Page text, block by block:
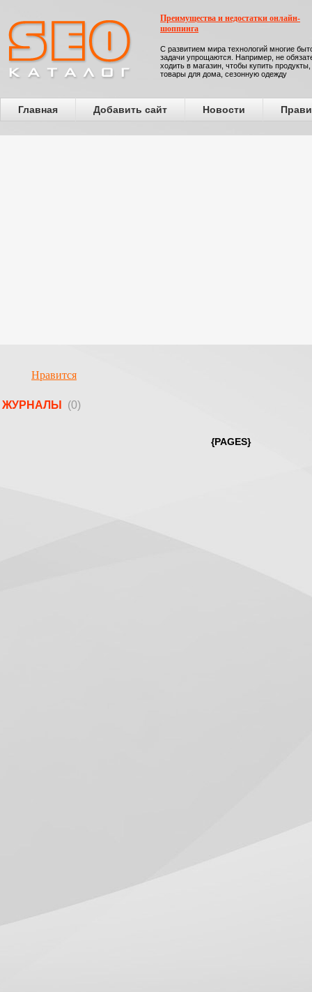
Преимущества и недостатки онлайн-
шоппинга
С развитием мира технологий многие
задачи упрощаются. Например, не
ходить в магазин, чтобы купить продукты,
товары для дома, сезонную одежду
Главная Добавить сайт Новости
Нравится
ЖУРНАЛЫ (0)
{PAGES}